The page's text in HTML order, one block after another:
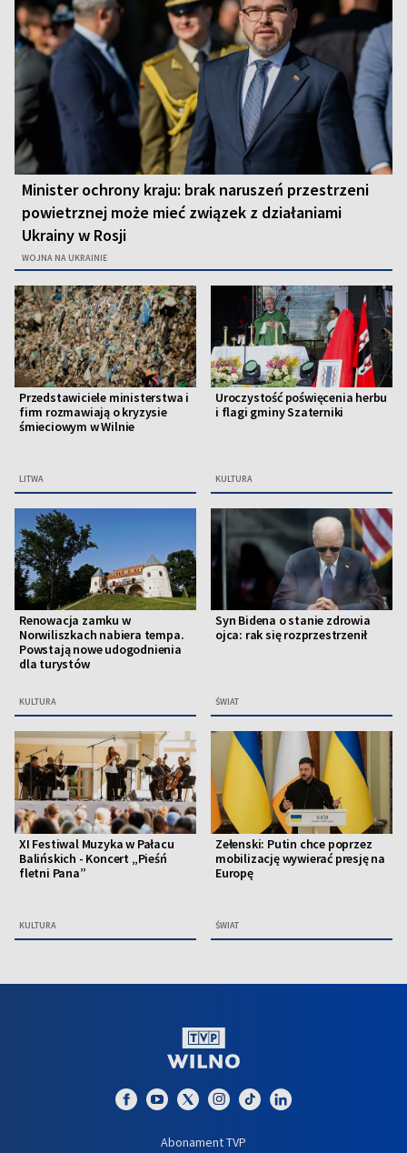
Minister ochrony kraju: brak naruszeń przestrzeni
powietrznej może mieć związek z działaniami
Ukrainy w Rosji
WOJNA NA UKRAINIE
Przedstawiciele ministerstwa i
firm rozmawiają o kryzysie
śmieciowym w Wilnie
LITWA
Uroczystość poświęcenia herbu
i flagi gminy Szaterniki
KULTURA
Renowacja zamku w
Norwiliszkach nabiera tempa.
Powstają nowe udogodnienia
dla turystów
KULTURA
Syn Bidena o stanie zdrowia
ojca: rak się rozprzestrzenił
ŚWIAT
XI Festiwal Muzyka w Pałacu
Balińskich - Koncert „Pieśń
fletni Pana”
KULTURA
Zełenski: Putin chce poprzez
mobilizację wywierać presję na
Europę
ŚWIAT
Abonament TVP